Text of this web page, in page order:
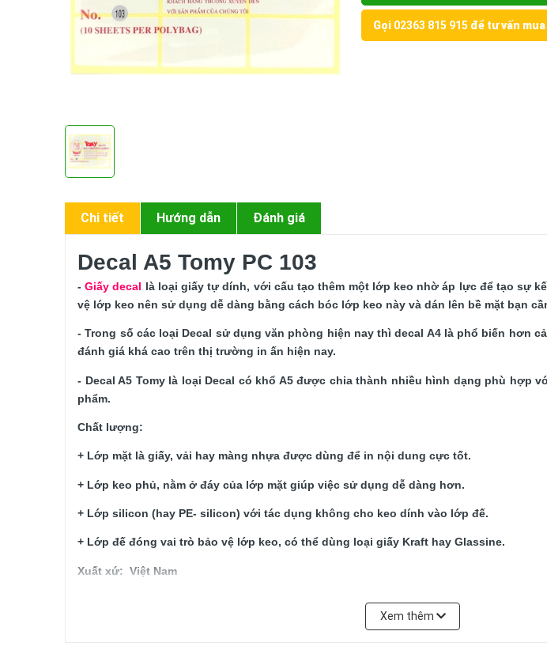
Gọi 02363 815 915 để tư vấn
Chi tiết Hướng dẫn Đánh giá
Decal A5 Tomy PC 103
- Giấy decal là loại giấy tự dính, với cấu tạo thêm một lớp keo nhờ áp lực để tạo sự
vệ lớp keo nên sử dụng dễ dàng bằng cách bóc lớp keo này và dán lên bề mặt bạn
- Trong số các loại Decal sử dụng văn phòng hiện nay thì decal A4 là phổ biến hơn
đánh giá khá cao trên thị trường in ấn hiện nay.
- Decal A5 Tomy là loại Decal có khổ A5 được chia thành nhiều hình dạng phù hợp
phẩm.
Chất lượng:
+ Lớp mặt là giấy, vải hay màng nhựa được dùng để in nội dung cực tốt.
+ Lớp keo phủ, nằm ở đáy của lớp mặt giúp việc sử dụng dễ dàng hơn.
+ Lớp silicon (hay PE- silicon) với tác dụng không cho keo dính vào lớp đế.
+ Lớp đế đóng vai trò bảo vệ lớp keo, có thể dùng loại giấy Kraft hay Glassine.
Xuất xứ:  Việt Nam
Xem thêm